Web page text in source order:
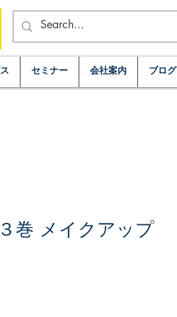
セミナー 会社案内 ブログ
巻 メイクアップ